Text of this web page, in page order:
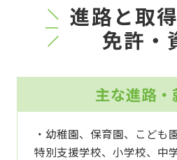
進路と取
免許・
主な進路・
・幼稚園、保育園、こども
特別支援学校、小学校、中